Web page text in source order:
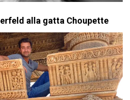
alla gatta Choupette